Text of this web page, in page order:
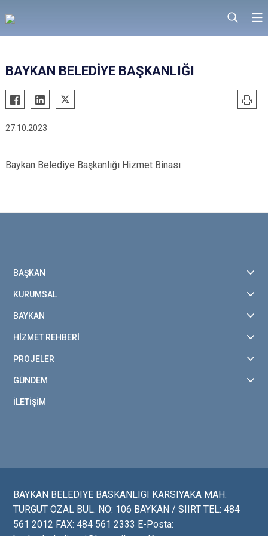
BAYKAN BELEDİYE BAŞKANLIĞI
27.10.2023
Baykan Belediye Başkanlığı Hizmet Binası
BAŞKAN
KURUMSAL
BAYKAN
HİZMET REHBERİ
PROJELER
GÜNDEM
İLETİŞİM
BAYKAN BELEDIYE BASKANLIGI KARSIYAKA MAH.
TURGUT ÖZAL BUL. NO: 106 BAYKAN / SIIRT TEL: 484
561 2012 FAX: 484 561 2333 E-Posta: